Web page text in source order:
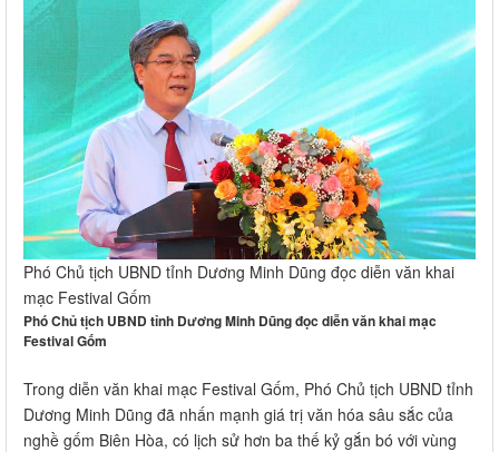
Phó Chủ tịch UBND tỉnh Dương Minh Dũng đọc diễn văn khai
mạc Festival Gốm
Phó Chủ tịch UBND tỉnh Dương Minh Dũng đọc diễn văn khai mạc
Festival Gốm
Trong diễn văn khai mạc Festival Gốm, Phó Chủ tịch UBND tỉnh
Dương Minh Dũng đã nhấn mạnh giá trị văn hóa sâu sắc của
nghề gốm Biên Hòa, có lịch sử hơn ba thế kỷ gắn bó với vùng